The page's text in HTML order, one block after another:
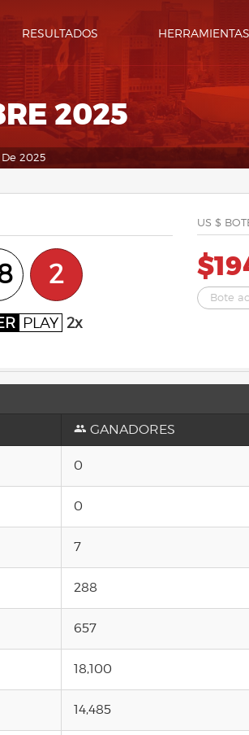
RESULTADOS HERRAMIENTAS
2025
2025
2
PLAY 2x
US $
Bote
GANADORES
0
0
7
288
657
18,100
14,485